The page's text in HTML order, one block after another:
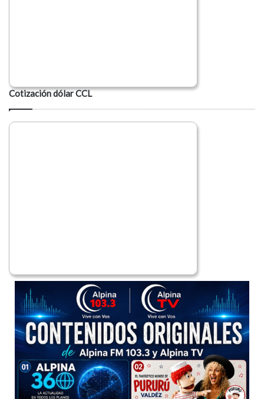
Cotización dólar CCL